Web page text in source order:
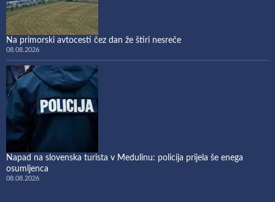
Na primorski avtocesti čez dan že štiri nesreče
08.08.2026
Napad na slovenska turista v Medulinu: policija prijela še enega
osumljenca
08.08.2026